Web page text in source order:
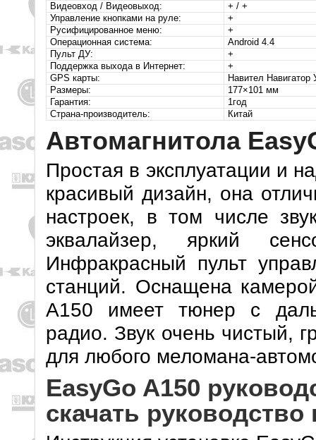
Видеовход / Видеовыход:
+ / +
Управление кнопками на руле:
+
Русифицированное меню:
+
Операционная система:
Android 4.4
Пульт ДУ:
+
Поддержка выхода в Интернет:
+
GPS карты:
Навител Навигатор
Размеры:
177×101 мм
Гарантия:
1год
Страна-производитель:
Китай
Автомагнитола
Простая в эксплуатации и
красивый дизайн, она
настроек, в том числе
эквалайзер, яркий
Инфракрасный пульт
станций. Оснащена
A150 имеет тюнер с
радио. Звук очень чистый,
для любого меломана-
EasyGo A150
скачать руководство